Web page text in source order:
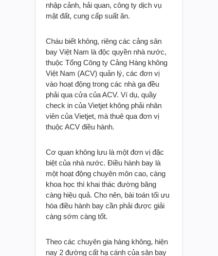
nhập cảnh, hải quan, công ty dịch vụ
mặt đất, cung cấp suất ăn.
Cháu biết không, riêng các cảng sân
bay Việt Nam là độc quyền nhà nước,
thuộc Tổng Công ty Cảng Hàng không
Việt Nam (ACV) quản lý, các đơn vị
vào hoạt động trong các nhà ga đều
phải qua cửa của ACV. Ví dụ, quầy
check in của Vietjet không phải nhân
viên của Vietjet, mà thuê qua đơn vị
thuộc ACV điều hành.
Cơ quan không lưu là một đơn vị đặc
biệt của nhà nước. Điều hành bay là
một hoạt động chuyên môn cao, càng
khoa học thì khai thác đường băng
càng hiệu quả. Cho nên, bài toán tối ưu
hóa điều hành bay cần phải được giải
càng sớm càng tốt.
Theo các chuyên gia hàng không, hiện
nay 2 đường cất hạ cánh của sân bay